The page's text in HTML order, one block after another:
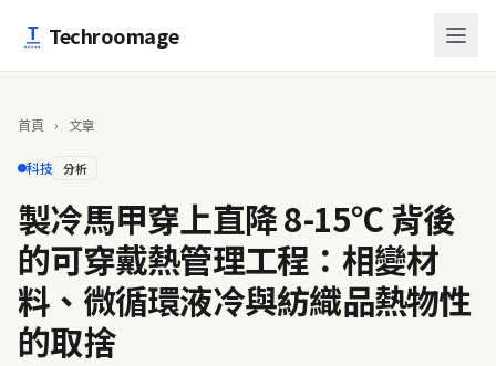
Techroomage
首頁 › 文章
科技 分析
製冷馬甲穿上直降 8-15℃ 背後
的可穿戴熱管理工程：相變材
料、微循環液冷與紡織品熱物性
的取捨